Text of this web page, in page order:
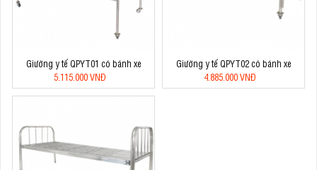
Giường y tế QPYT01 có bánh xe
5.115.000 VNĐ
Giường y tế QPYT02 có bánh xe
4.885.000 VNĐ